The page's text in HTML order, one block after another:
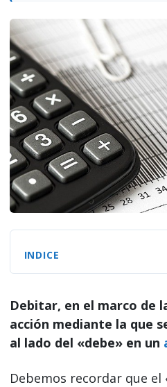
INDICE
Debitar, en el marco de
acción mediante la que
al lado del «debe» en un
Debemos recordar que el